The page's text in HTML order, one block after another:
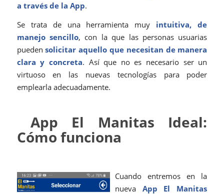
a través de la App.
Se trata de una herramienta muy intuitiva, de
manejo sencillo, con la que las personas usuarias
puedensolicitar aquello que necesitan de manera
clara y concreta. Así que no es necesario ser un
virtuoso en las nuevas tecnologías para poder
emplearla adecuadamente.
App El Manitas Ideal:
Cómo funciona
Cuando entremos en la
nueva App El Manitas